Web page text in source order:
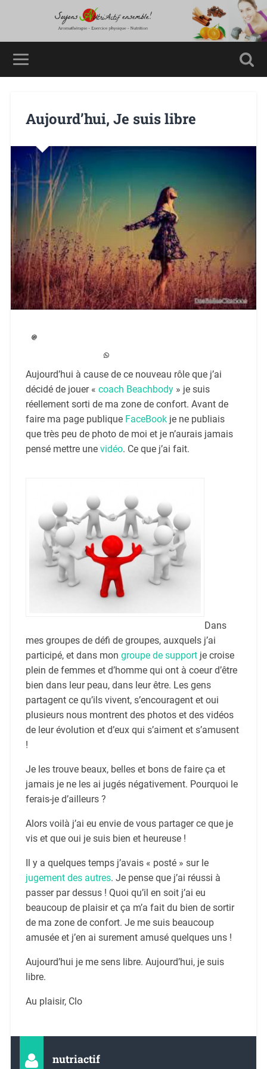
Aujourd’hui, Je suis libre
Aujourd’hui à cause de ce nouveau rôle que j’ai
décidé de jouer « coach Beachbody» je suis
réellement sorti de ma zone de confort. Avant de
faire ma page publique FaceBookje ne publiais
que très peu de photo de moi et je n’aurais jamais
pensé mettre unevidéo. Ce que j’ai fait.
Dans
mes groupes de défi de groupes, auxquels j’ai
participé, et dans mon groupe de supportje croise
plein de femmes et d’homme qui ont à coeur d’être
bien dans leur peau, dans leur être. Les gens
partagent ce qu’ils vivent, s’encouragent et oui
plusieurs nous montrent des photos et des vidéos
de leur évolution et d’eux qui s’aiment et s’amusent
!
Je les trouve beaux, belles et bons de faire ça et
jamais je ne les ai jugés négativement. Pourquoi le
ferais-je d’ailleurs ?
Alors voilà j’ai eu envie de vous partager ce que je
vis et que oui je suis bien et heureuse !
Il y a quelques temps j’avais « posté » sur le
jugement des autres. Je pense que j’ai réussi à
passer par dessus ! Quoi qu’il en soit j’ai eu
beaucoup de plaisir et ça m’a fait du bien de sortir
de ma zone de confort. Je me suis beaucoup
amusée et j’en ai surement amusé quelques uns !
Aujourd’hui je me sens libre. Aujourd’hui, je suis
libre.
Au plaisir, Clo
nutriactif